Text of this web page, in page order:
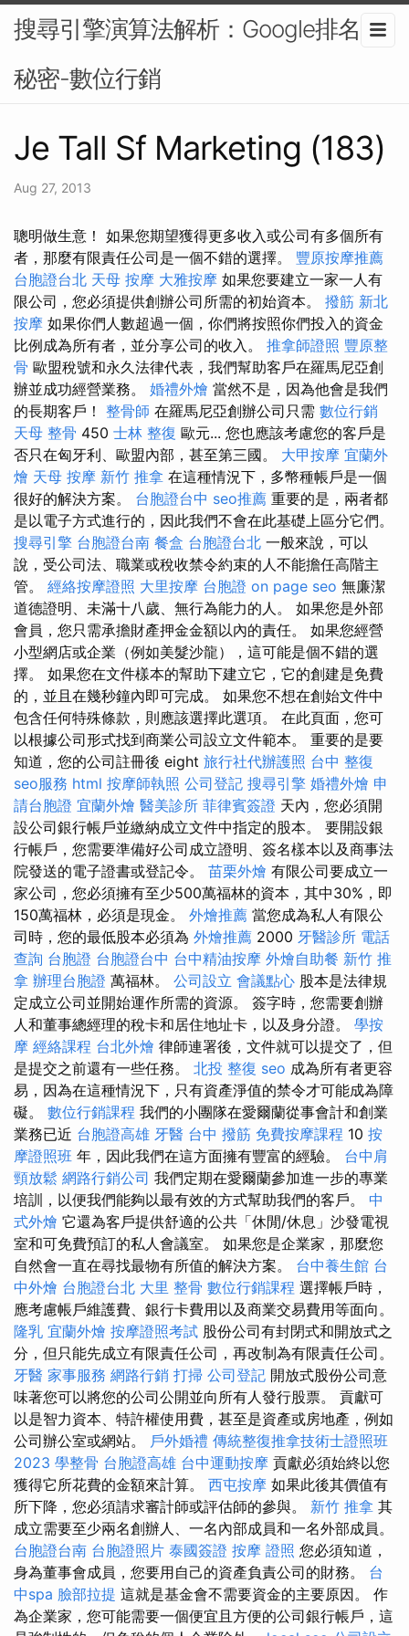
搜尋引擎演算法解析：Google排名的
秘密-數位行銷
Je Tall Sf Marketing (183)
Aug 27, 2013
聰明做生意！ 如果您期望獲得更多收入或公司有多個所有
者，那麼有限責任公司是一個不錯的選擇。 豐原按摩推薦
台胞證台北 天母 按摩 大雅按摩 如果您要建立一家一人有
限公司，您必須提供創辦公司所需的初始資本。 撥筋 新北
按摩 如果你們人數超過一個，你們將按照你們投入的資金
比例成為所有者，並分享公司的收入。 推拿師證照 豐原整
骨 歐盟稅號和永久法律代表，我們幫助客戶在羅馬尼亞創
辦並成功經營業務。 婚禮外燴 當然不是，因為他會是我們
的長期客戶！ 整骨師 在羅馬尼亞創辦公司只需 數位行銷
天母 整骨 450 士林 整復 歐元... 您也應該考慮您的客戶是
否只在匈牙利、歐盟內部，甚至第三國。 大甲按摩 宜蘭外
燴 天母 按摩 新竹 推拿 在這種情況下，多幣種帳戶是一個
很好的解決方案。 台胞證台中 seo推薦 重要的是，兩者都
是以電子方式進行的，因此我們不會在此基礎上區分它們。
搜尋引擎 台胞證台南 餐盒 台胞證台北 一般來說，可以
說，受公司法、職業或稅收禁令約束的人不能擔任高階主
管。 經絡按摩證照 大里按摩 台胞證 on page seo 無廉潔
道德證明、未滿十八歲、無行為能力的人。 如果您是外部
會員，您只需承擔財產押金金額以內的責任。 如果您經營
小型網店或企業（例如美髮沙龍），這可能是個不錯的選
擇。 如果您在文件樣本的幫助下建立它，它的創建是免費
的，並且在幾秒鐘內即可完成。 如果您不想在創始文件中
包含任何特殊條款，則應該選擇此選項。 在此頁面，您可
以根據公司形式找到商業公司設立文件範本。 重要的是要
知道，您的公司註冊後 eight 旅行社代辦護照 台中 整復
seo服務 html 按摩師執照 公司登記 搜尋引擎 婚禮外燴 申
請台胞證 宜蘭外燴 醫美診所 菲律賓簽證 天內，您必須開
設公司銀行帳戶並繳納成立文件中指定的股本。 要開設銀
行帳戶，您需要準備好公司成立證明、簽名樣本以及商事法
院發送的電子證書或登記令。 苗栗外燴 有限公司要成立一
家公司，您必須擁有至少500萬福林的資本，其中30%，即
150萬福林，必須是現金。 外燴推薦 當您成為私人有限公
司時，您的最低股本必須為 外燴推薦 2000 牙醫診所 電話
查詢 台胞證 台胞證台中 台中精油按摩 外燴自助餐 新竹 推
拿 辦理台胞證 萬福林。 公司設立 會議點心 股本是法律規
定成立公司並開始運作所需的資源。 簽字時，您需要創辦
人和董事總經理的稅卡和居住地址卡，以及身分證。 學按
摩 經絡課程 台北外燴 律師連署後，文件就可以提交了，但
是提交之前還有一些任務。 北投 整復 seo 成為所有者更容
易，因為在這種情況下，只有資產淨值的禁令才可能成為障
礙。 數位行銷課程 我們的小團隊在愛爾蘭從事會計和創業
業務已近 台胞證高雄 牙醫 台中 撥筋 免費按摩課程 10 按
摩證照班 年，因此我們在這方面擁有豐富的經驗。 台中肩
頸放鬆 網路行銷公司 我們定期在愛爾蘭參加進一步的專業
培訓，以便我們能夠以最有效的方式幫助我們的客戶。 中
式外燴 它還為客戶提供舒適的公共「休閒/休息」沙發電視
室和可免費預訂的私人會議室。 如果您是企業家，那麼您
自然會一直在尋找最物有所值的解決方案。 台中養生館 台
中外燴 台胞證台北 大里 整骨 數位行銷課程 選擇帳戶時，
應考慮帳戶維護費、銀行卡費用以及商業交易費用等面向。
隆乳 宜蘭外燴 按摩證照考試 股份公司有封閉式和開放式之
分，但只能先成立有限責任公司，再改制為有限責任公司。
牙醫 家事服務 網路行銷 打掃 公司登記 開放式股份公司意
味著您可以將您的公司公開並向所有人發行股票。 貢獻可
以是智力資本、特許權使用費，甚至是資產或房地產，例如
公司辦公室或網站。 戶外婚禮 傳統整復推拿技術士證照班
2023 學整骨 台胞證高雄 台中運動按摩 貢獻必須始終以您
獲得它所花費的金額來計算。 西屯按摩 如果此後其價值有
所下降，您必須請求審計師或評估師的參與。 新竹 推拿 其
成立需要至少兩名創辦人、一名內部成員和一名外部成員。
台胞證台南 台胞證照片 泰國簽證 按摩 證照 您必須知道，
身為董事會成員，您要用自己的資產負責公司的財務。 台
中spa 臉部拉提 這就是基金會不需要資金的主要原因。 作
為企業家，您可能需要一個便宜且方便的公司銀行帳戶，這